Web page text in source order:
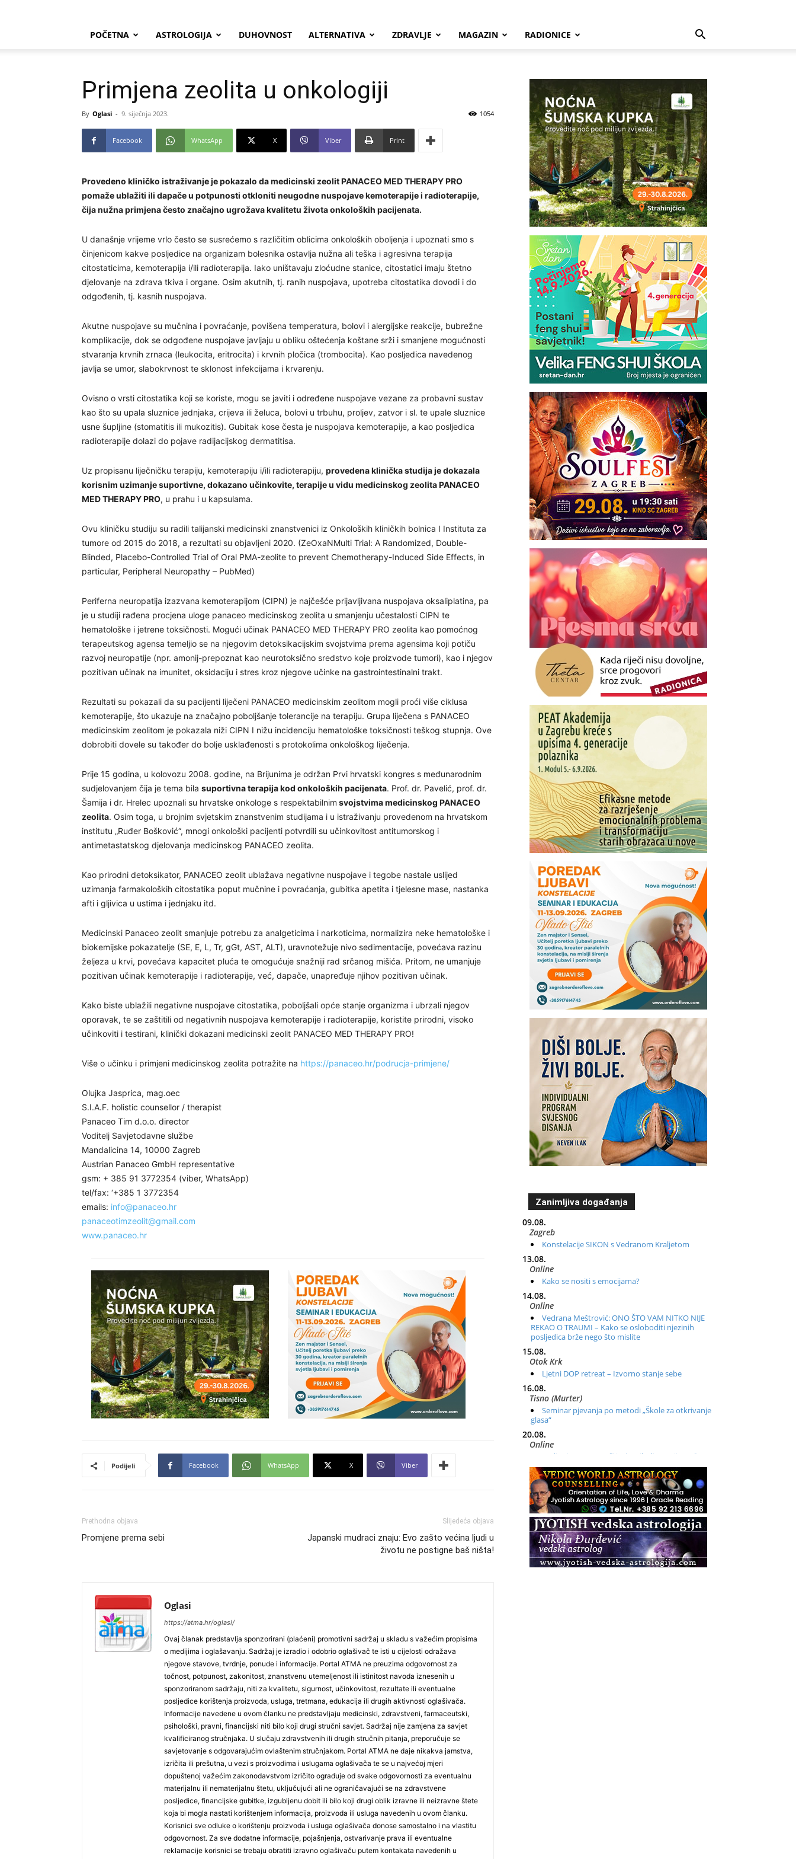
POČETNA ASTROLOGIJA DUHOVNOST ALTERNATIVA ZDRAVLJE MAGAZIN RADIONICE
Primjena zeolita u onkologiji
By Oglasi - 9. siječnja 2023. 1054
Facebook WhatsApp X Viber Print
Provedeno kliničko istraživanje je pokazalo da medicinski zeolit PANACEO MED THERAPY PRO
pomaže ublažiti ili dapače u potpunosti otkloniti neugodne nuspojave kemoterapije i radioterapije,
čija nužna primjena često značajno ugrožava kvalitetu života onkoloških pacijenata.
U današnje vrijeme vrlo često se susrećemo s različitim oblicima onkoloških oboljenja i upoznati smo s
činjenicom kakve posljedice na organizam bolesnika ostavlja nužna ali teška i agresivna terapija
citostaticima, kemoterapija i/ili radioterapija. Iako uništavaju zloćudne stanice, citostatici imaju štetno
djelovanje na zdrava tkiva i organe. Osim akutnih, tj. ranih nuspojava, upotreba citostatika dovodi i do
odgođenih, tj. kasnih nuspojava.
Akutne nuspojave su mučnina i povraćanje, povišena temperatura, bolovi i alergijske reakcije, bubrežne
komplikacije, dok se odgođene nuspojave javljaju u obliku oštećenja koštane srži i smanjene mogućnosti
stvaranja krvnih zrnaca (leukocita, eritrocita) i krvnih pločica (trombocita). Kao posljedica navedenog
javlja se umor, slabokrvnost te sklonost infekcijama i krvarenju.
Ovisno o vrsti citostatika koji se koriste, mogu se javiti i određene nuspojave vezane za probavni sustav
kao što su upala sluznice jednjaka, crijeva ili želuca, bolovi u trbuhu, proljev, zatvor i sl. te upale sluznice
usne šupljine (stomatitis ili mukozitis). Gubitak kose česta je nuspojava kemoterapije, a kao posljedica
radioterapije dolazi do pojave radijacijskog dermatitisa.
Uz propisanu liječničku terapiju, kemoterapiju i/ili radioterapiju, provedena klinička studija je dokazala
korisnim uzimanje suportivne, dokazano učinkovite, terapije u vidu medicinskog zeolita PANACEO
MED THERAPY PRO, u prahu i u kapsulama.
Ovu kliničku studiju su radili talijanski medicinski znanstvenici iz Onkoloških kliničkih bolnica I Instituta za
tumore od 2015 do 2018, a rezultati su objavljeni 2020. (ZeOxaNMulti Trial: A Randomized, Double-
Blinded, Placebo-Controlled Trial of Oral PMA-zeolite to prevent Chemotherapy-Induced Side Effects, in
particular, Peripheral Neuropathy – PubMed)
Periferna neuropatija izazvana kemoterapijom (CIPN) je najčešće prijavljivana nuspojava oksaliplatina, pa
je u studiji rađena procjena uloge panaceo medicinskog zeolita u smanjenju učestalosti CIPN te
hematološke i jetrene toksičnosti. Mogući učinak PANACEO MED THERAPY PRO zeolita kao pomoćnog
terapeutskog agensa temeljio se na njegovim detoksikacijskim svojstvima prema agensima koji potiču
razvoj neuropatije (npr. amonij-prepoznat kao neurotoksično sredstvo koje proizvode tumori), kao i njegov
pozitivan učinak na imunitet, oksidaciju i stres kroz njegove učinke na gastrointestinalni trakt.
Rezultati su pokazali da su pacijenti liječeni PANACEO medicinskim zeolitom mogli proći više ciklusa
kemoterapije, što ukazuje na značajno poboljšanje tolerancije na terapiju. Grupa liječena s PANACEO
medicinskim zeolitom je pokazala niži CIPN I nižu incidenciju hematološke toksičnosti teškog stupnja. Ove
dobrobiti dovele su također do bolje usklađenosti s protokolima onkološkog liječenja.
Prije 15 godina, u kolovozu 2008. godine, na Brijunima je održan Prvi hrvatski kongres s međunarodnim
sudjelovanjem čija je tema bila suportivna terapija kod onkoloških pacijenata. Prof. dr. Pavelić, prof. dr.
Šamija i dr. Hrelec upoznali su hrvatske onkologe s respektabilnim svojstvima medicinskog PANACEO
zeolita. Osim toga, u brojnim svjetskim znanstvenim studijama i u istraživanju provedenom na hrvatskom
institutu „Ruđer Bošković“, mnogi onkološki pacijenti potvrdili su učinkovitost antitumorskog i
antimetastatskog djelovanja medicinskog PANACEO zeolita.
Kao prirodni detoksikator, PANACEO zeolit ublažava negativne nuspojave i tegobe nastale uslijed
uzimanja farmakoloških citostatika poput mučnine i povraćanja, gubitka apetita i tjelesne mase, nastanka
afti i gljivica u ustima i jednjaku itd.
Medicinski Panaceo zeolit smanjuje potrebu za analgeticima i narkoticima, normalizira neke hematološke i
biokemijske pokazatelje (SE, E, L, Tr, gGt, AST, ALT), uravnotežuje nivo sedimentacije, povećava razinu
željeza u krvi, povećava kapacitet pluća te omogućuje snažniji rad srčanog mišića. Pritom, ne umanjuje
pozitivan učinak kemoterapije i radioterapije, već, dapače, unapređuje njihov pozitivan učinak.
Kako biste ublažili negativne nuspojave citostatika, poboljšali opće stanje organizma i ubrzali njegov
oporavak, te se zaštitili od negativnih nuspojava kemoterapije i radioterapije, koristite prirodni, visoko
učinkoviti i testirani, klinički dokazani medicinski zeolit PANACEO MED THERAPY PRO!
Više o učinku i primjeni medicinskog zeolita potražite na https://panaceo.hr/podrucja-primjene/
Olujka Jasprica, mag.oec
S.I.A.F. holistic counsellor / therapist
Panaceo Tim d.o.o. director
Voditelj Savjetodavne službe
Mandalicina 14, 10000 Zagreb
Austrian Panaceo GmbH representative
gsm: + 385 91 3772354 (viber, WhatsApp)
tel/fax: ‘+385 1 3772354
emails: info@panaceo.hr
panaceotimzeolit@gmail.com
www.panaceo.hr
Podijeli Facebook WhatsApp X Viber
Prethodna objava
Promjene prema sebi
Slijedeća objava
Japanski mudraci znaju: Evo zašto većina ljudi u
životu ne postigne baš ništa!
Oglasi
https://atma.hr/oglasi/
Ovaj članak predstavlja sponzorirani (plaćeni) promotivni sadržaj u skladu s važećim propisima
o medijima i oglašavanju. Sadržaj je izradio i odobrio oglašivač te isti u cijelosti odražava
njegove stavove, tvrdnje, ponude i informacije. Portal ATMA ne preuzima odgovornost za
točnost, potpunost, zakonitost, znanstvenu utemeljenost ili istinitost navoda iznesenih u
sponzoriranom sadržaju, niti za kvalitetu, sigurnost, učinkovitost, rezultate ili eventualne
posljedice korištenja proizvoda, usluga, tretmana, edukacija ili drugih aktivnosti oglašivača.
Informacije navedene u ovom članku ne predstavljaju medicinski, zdravstveni, farmaceutski,
psihološki, pravni, financijski niti bilo koji drugi stručni savjet. Sadržaj nije zamjena za savjet
kvalificiranog stručnjaka. U slučaju zdravstvenih ili drugih stručnih pitanja, preporučuje se
savjetovanje s odgovarajućim ovlaštenim stručnjakom. Portal ATMA ne daje nikakva jamstva,
izričita ili prešutna, u vezi s proizvodima i uslugama oglašivača te se u najvećoj mjeri
dopuštenoj važećim zakonodavstvom izričito ograđuje od svake odgovornosti za eventualnu
materijalnu ili nematerijalnu štetu, uključujući ali ne ograničavajući se na zdravstvene
posljedice, financijske gubitke, izgubljenu dobit ili bilo koji drugi oblik izravne ili neizravne štete
koja bi mogla nastati korištenjem informacija, proizvoda ili usluga navedenih u ovom članku.
Korisnici sve odluke o korištenju proizvoda i usluga oglašivača donose samostalno i na vlastitu
odgovornost. Za sve dodatne informacije, pojašnjenja, ostvarivanje prava ili eventualne
reklamacije korisnici se trebaju obratiti izravno oglašivaču putem kontakata navedenih u
Zanimljiva događanja
09.08.
Zagreb
Konstelacije SIKON s Vedranom Kraljetom
13.08.
Online
Kako se nositi s emocijama?
14.08.
Online
Vedrana Meštrović: ONO ŠTO VAM NITKO NIJE
REKAO O TRAUMI – Kako se osloboditi njezinih
posljedica brže nego što mislite
15.08.
Otok Krk
Ljetni DOP retreat – Izvorno stanje sebe
16.08.
Tisno (Murter)
Seminar pjevanja po metodi „Škole za otkrivanje
glasa“
20.08.
Online
Radionica: Pomagači iz drugih dimenzija Online –
otvoreno za sve
21.08.
Zagreb+Online
Osnovni ThetaHealing® tečaj, Zagreb i Online
22.08.
Pula
Access BARS®, otpusti stres
23.08.
Pula